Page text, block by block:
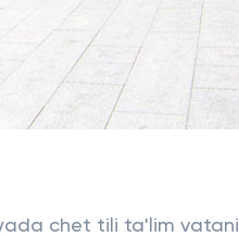
chet tili ta'lim vatani